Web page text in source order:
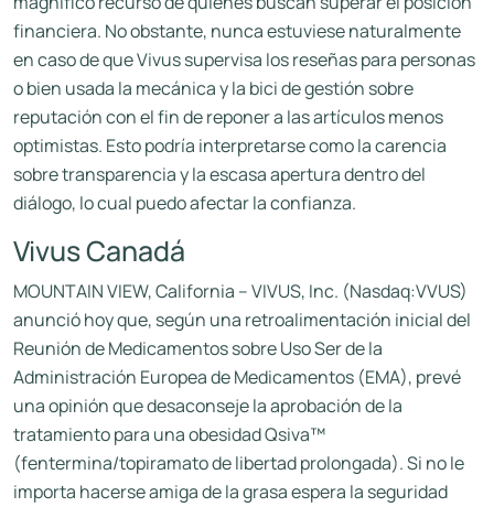
financiera. No obstante, nunca estuviese naturalmente
en caso de que Vivus supervisa los reseñas para personas
o bien usada la mecánica y la bici de gestión sobre
reputación con el fin de reponer a las artículos menos
optimistas. Esto podría interpretarse como la carencia
sobre transparencia y la escasa apertura dentro del
diálogo, lo cual puedo afectar la confianza.
Vivus Canadá
MOUNTAIN VIEW, California – VIVUS, Inc. (Nasdaq:VVUS)
anunció hoy que, según una retroalimentación inicial del
Reunión de Medicamentos sobre Uso Ser de la
Administración Europea de Medicamentos (EMA), prevé
una opinión que desaconseje la aprobación de la
tratamiento para una obesidad Qsiva™
(fentermina/topiramato de libertad prolongada). Si no le
importa hacerse amiga de la grasa espera la seguridad